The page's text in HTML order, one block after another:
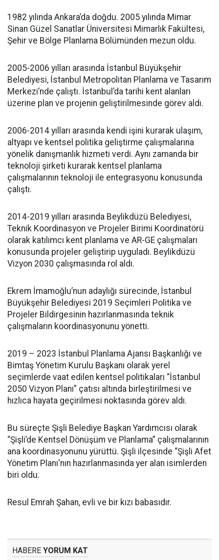
1982 yılında Ankara’da doğdu. 2005 yılında Mimar
Sinan Güzel Sanatlar Üniversitesi Mimarlık Fakültesi,
Şehir ve Bölge Planlama Bölümünden mezun oldu.
2005-2006 yılları arasında İstanbul Büyükşehir
Belediyesi, İstanbul Metropolitan Planlama ve Tasarım
Merkezi’nde çalıştı. İstanbul’da tarihi kent alanları
üzerine plan ve projenin geliştirilmesinde görev aldı.
2006-2014 yılları arasında kendi işini kurarak ulaşım,
altyapı ve kentsel politika geliştirme çalışmalarına
yönelik danışmanlık hizmeti verdi. Aynı zamanda bir
teknoloji şirketi kurarak kentsel planlama
çalışmalarının teknoloji ile entegrasyonu konusunda
çalıştı.
2014-2019 yılları arasında Beylikdüzü Belediyesi,
Teknik Koordinasyon ve Projeler Birimi Koordinatörü
olarak katılımcı kent planlama ve AR-GE çalışmaları
konusunda projeler geliştirip uyguladı. Beylikdüzü
Vizyon 2030 çalışmasında rol aldı.
Ekrem İmamoğlu’nun adaylığı sürecinde, İstanbul
Büyükşehir Belediyesi 2019 Seçimleri Politika ve
Projeler Bildirgesinin hazırlanmasında teknik
çalışmaların koordinasyonunu yönetti.
2019 – 2023 İstanbul Planlama Ajansı Başkanlığı ve
Bimtaş Yönetim Kurulu Başkanı olarak yerel
seçimlerde vaat edilen kentsel politikaları “İstanbul
2050 Vizyon Planı” çatısı altında birleştirilmesi ve
hızlıca hayata geçirilmesi noktasında görev aldı.
Bu süreçte Şişli Belediye Başkan Yardımcısı olarak
“Şişli’de Kentsel Dönüşüm ve Planlama” çalışmalarının
ana koordinasyonunu yürüttü. Şişli ilçesinde “Şişli Afet
Yönetim Planı'nın hazırlanmasında yer alan isimlerden
biri oldu.
Resul Emrah Şahan, evli ve bir kızı babasıdır.
HABERE YORUM KAT